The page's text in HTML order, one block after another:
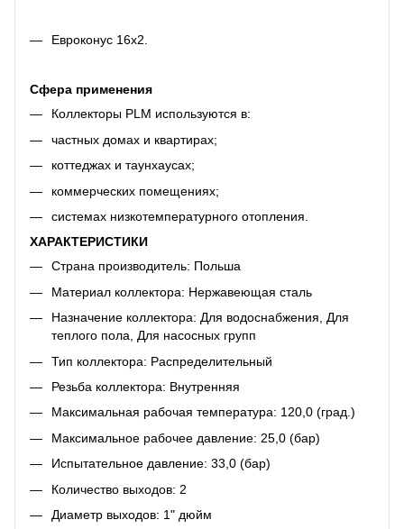
Евроконус 16х2.
Сфера применения
Коллекторы PLM используются в:
частных домах и квартирах;
коттеджах и таунхаусах;
коммерческих помещениях;
системах низкотемпературного отопления.
ХАРАКТЕРИСТИКИ
Страна производитель: Польша
Материал коллектора: Нержавеющая сталь
Назначение коллектора: Для водоснабжения, Для
теплого пола, Для насосных групп
Тип коллектора: Распределительный
Резьба коллектора: Внутренняя
Максимальная рабочая температура: 120,0 (град.)
Максимальное рабочее давление: 25,0 (бар)
Испытательное давление: 33,0 (бар)
Количество выходов: 2
Диаметр выходов: 1" дюйм